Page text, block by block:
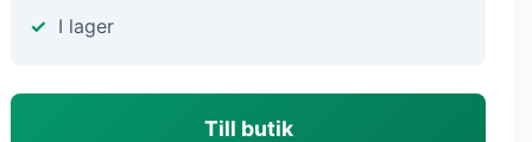
I lager
Till butik